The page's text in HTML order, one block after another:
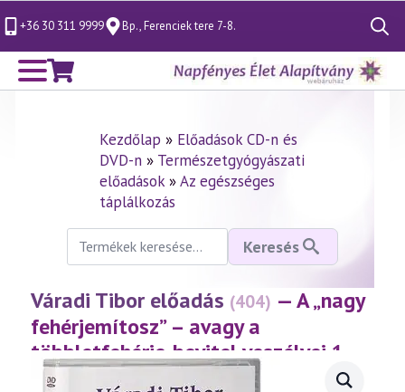
+36 30 311 9999 Bp., Ferenciek tere 7-8.
Search
for:
Kezdőlap » Előadások CD-n és
DVD-n» Természetgyógyászati
előadások»Az egészséges
táplálkozás
Keresés
következőre:
Keresés
Váradi Tibor előadás (404) — A „nagy
fehérjemítosz” – avagy a
többletfehérje-bevitel veszélyei 1.
rész
(2006.01.22.)